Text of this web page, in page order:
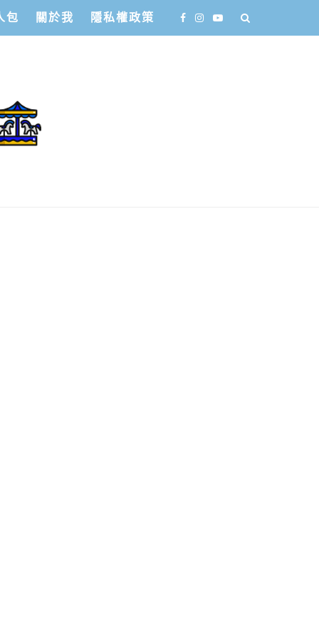
包 關於我 隱私權政策